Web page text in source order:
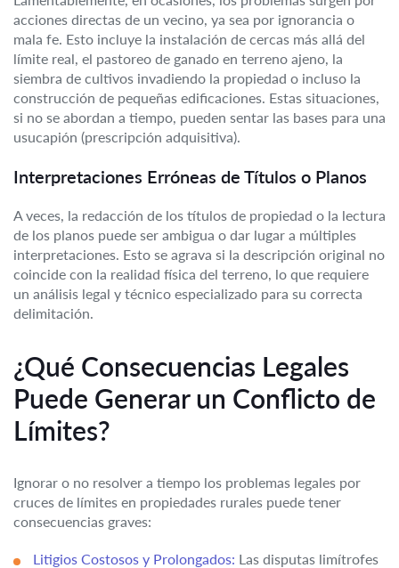
acciones directas de un vecino, ya sea por ignorancia o
mala fe. Esto incluye la instalación de cercas más allá del
límite real, el pastoreo de ganado en terreno ajeno, la
siembra de cultivos invadiendo la propiedad o incluso la
construcción de pequeñas edificaciones. Estas situaciones,
si no se abordan a tiempo, pueden sentar las bases para una
usucapión (prescripción adquisitiva).
Interpretaciones Erróneas de Títulos o Planos
A veces, la redacción de los títulos de propiedad o la lectura
de los planos puede ser ambigua o dar lugar a múltiples
interpretaciones. Esto se agrava si la descripción original no
coincide con la realidad física del terreno, lo que requiere
un análisis legal y técnico especializado para su correcta
delimitación.
¿Qué Consecuencias Legales
Puede Generar un Conflicto de
Límites?
Ignorar o no resolver a tiempo los problemas legales por
cruces de límites en propiedades rurales puede tener
consecuencias graves:
Litigios Costosos y Prolongados: Las disputas limítrofes